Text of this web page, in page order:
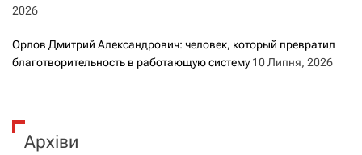
2026
Орлов Дмитрий Александрович: человек, который превратил
благотворительность в работающую систему 10 Липня, 2026
Архіви